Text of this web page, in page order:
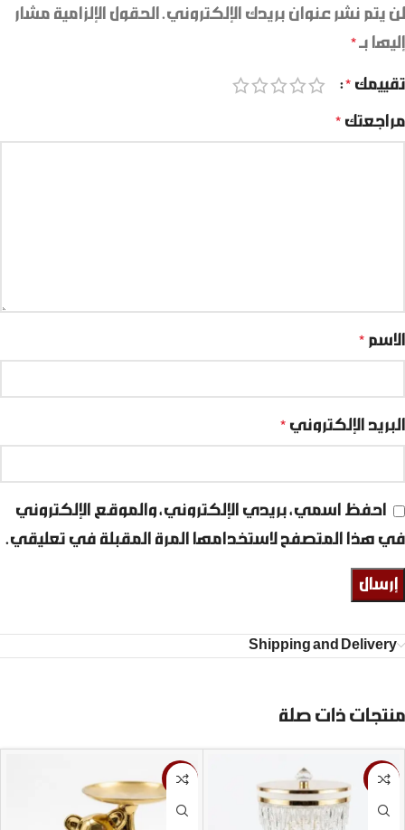
لن يتم نشر عنوان بريدك الإلكتروني. الحقول الإلزامية مشار
إليها بـ *
تقييمك *
مراجعتك *
الاسم *
البريد الإلكتروني *
احفظ اسمي، بريدي الإلكتروني، والموقع الإلكتروني
في هذا المتصفح لاستخدامها المرة المقبلة في تعليقي.
Shipping and Delivery
منتجات ذات صلة
-13%
-28%